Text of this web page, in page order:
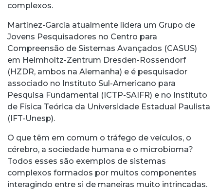
complexos.
Martínez-García atualmente lidera um Grupo de
Jovens Pesquisadores no Centro para
Compreensão de Sistemas Avançados (CASUS)
em Helmholtz-Zentrum Dresden-Rossendorf
(HZDR, ambos na Alemanha) e é pesquisador
associado no Instituto Sul-Americano para
Pesquisa Fundamental (ICTP-SAIFR) e no Instituto
de Física Teórica da Universidade Estadual Paulista
(IFT-Unesp).
O que têm em comum o tráfego de veículos, o
cérebro, a sociedade humana e o microbioma?
Todos esses são exemplos de sistemas
complexos formados por muitos componentes
interagindo entre si de maneiras muito intrincadas.